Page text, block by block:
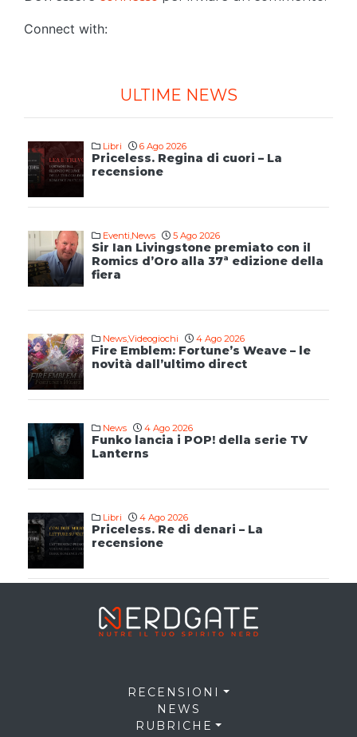
Connect with:
ULTIME NEWS
Libri 6 Ago 2026
Priceless. Regina di cuori – La
recensione
Eventi,News 5 Ago 2026
Sir Ian Livingstone premiato con il
Romics d’Oro alla 37ª edizione della
fiera
News,Videogiochi 4 Ago 2026
Fire Emblem: Fortune’s Weave – le
novità dall’ultimo direct
News 4 Ago 2026
Funko lancia i POP! della serie TV
Lanterns
Libri 4 Ago 2026
Priceless. Re di denari – La
recensione
RECENSIONI
NEWS
RUBRICHE